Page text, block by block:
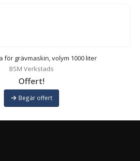
för grävmaskin, volym 1000 liter
BSM Verkstads
Offert!
Begär offert